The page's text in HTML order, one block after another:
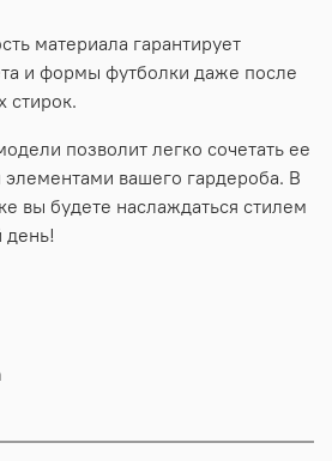
материала гарантирует
и формы футболки даже после
стирок.
позволит легко сочетать ее
вашего гардероба. В
вы будете наслаждаться стилем
день!